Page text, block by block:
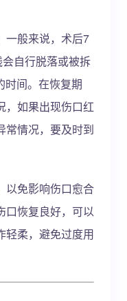
一般来说，术后7
自行脱落或被拆
时间。在恢复期
，如果出现伤口红
常情况，要及时到
以免影响伤口愈合
口恢复良好，可以
轻柔，避免过度用